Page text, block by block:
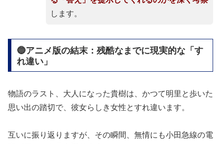
します。
🔵アニメ版の結末：残酷なまでに現実的な「す
れ違い」
物語のラスト、大人になった貴樹は、かつて明里と歩いた
思い出の踏切で、彼女らしき女性とすれ違います。
互いに振り返りますが、その瞬間、無情にも小田急線の電